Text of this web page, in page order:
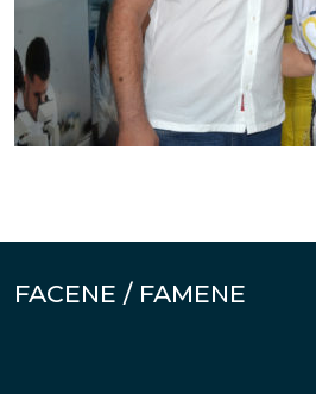
FACENE / FAMENE